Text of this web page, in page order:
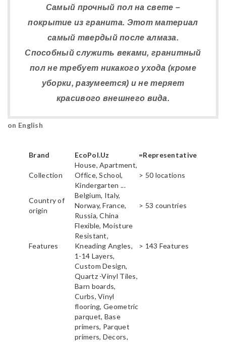
Самый прочный пол на свете –
покрытие из гранита. Этот материал
самый твердый после алмаза.
Способный служить веками, гранитный
пол не требует никакого ухода (кроме
уборки, разумеется) и не теряет
красивого внешнего вида.
on English
Brand EcoPol.Uz =Representative
Collection
House, Apartment,
Office, School,
Kindergarten ...
> 50 locations
Country of
origin
Belgium, Italy,
Norway, France,
Russia, China
> 53 countries
Features
Flexible, Moisture
Resistant,
Kneading Angles,
1-14 Layers,
Custom Design,
> 143 Features
Quartz -Vinyl Tiles,
Barn boards,
Curbs, Vinyl
flooring, Geometric
parquet, Base
primers, Parquet
primers, Decors,